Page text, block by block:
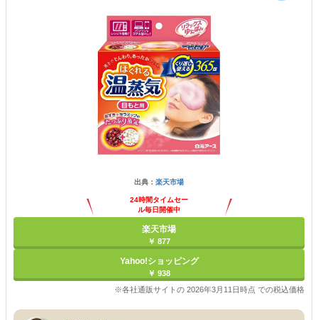
出典： 楽天市場
24時間タイムセー
ル毎日開催中
楽天市場
￥ 877
Yahoo!ショッピング
￥ 938
※各社通販サイトの 2026年3月11日時点 での税込価格